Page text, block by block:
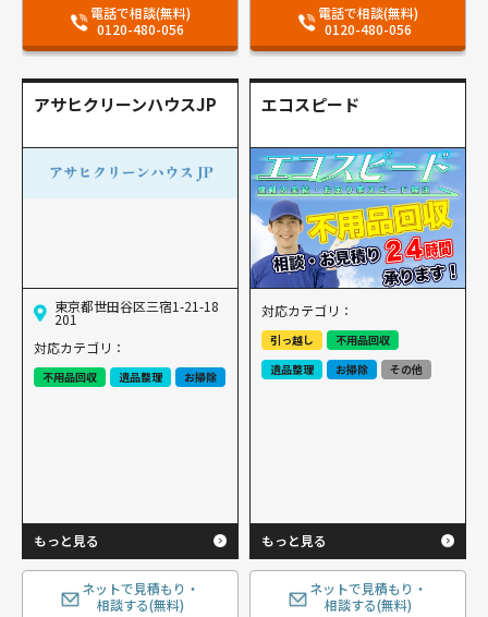
電話で相談(無料)
0120-480-056
電話で相談(無料)
0120-480-056
アサヒクリーンハウスJP
東京都世田谷区三宿1-21-18
201
対応カテゴリ：
不用品回収 遺品整理 お掃除
もっと見る
ネットで見積もり・
相談する(無料)
エコスピード
対応カテゴリ：
引っ越し
不用品回収
遺品整理
お掃除 その他
もっと見る
ネットで見積もり・
相談する(無料)